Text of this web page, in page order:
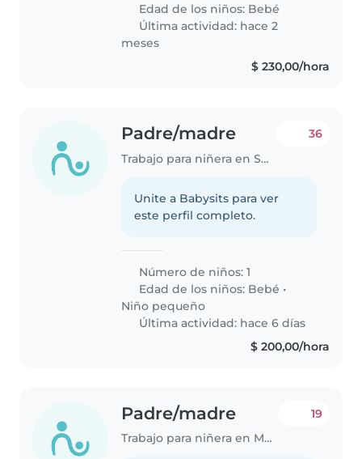
Edad de los niños: Bebé
Última actividad: hace 2
meses
$ 230,00/hora
Padre/madre
Trabajo para niñera en Solymar
36
Unite a Babysits para ver
este perfil completo.
Número de niños: 1
Edad de los niños: Bebé •
Niño pequeño
Última actividad: hace 6 días
$ 200,00/hora
Padre/madre
Trabajo para niñera en Montevideo
19